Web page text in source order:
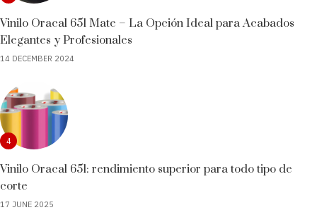
Vinilo Oracal 651 Mate – La Opción Ideal para Acabados
Elegantes y Profesionales
14 DECEMBER 2024
4
Vinilo Oracal 651: rendimiento superior para todo tipo de
corte
17 JUNE 2025